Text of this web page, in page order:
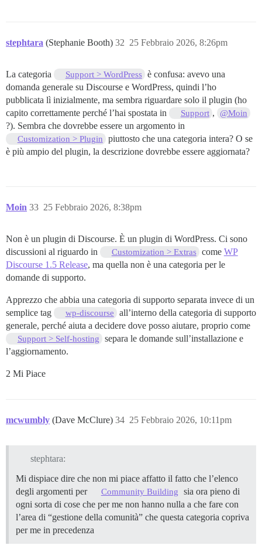
stephtara (Stephanie Booth) 25 Febbraio 2026, 8:26pm
32
La categoria Support > WordPress è confusa: avevo una
domanda generale su Discourse e WordPress, quindi l’ho
pubblicata lì inizialmente, ma sembra riguardare solo il plugin (ho
capito correttamente perché l’hai spostata in
Support , @Moin
?). Sembra che dovrebbe essere un argomento in
Customization > Plugin
piuttosto che una categoria intera? O se
è più ampio del plugin, la descrizione dovrebbe essere aggiornata?
Moin 25 Febbraio 2026, 8:38pm
33
Non è un plugin di Discourse. È un plugin di WordPress. Ci sono
discussioni al riguardo in
Customization > Extras come WP
Discourse 1.5 Release, ma quella non è una categoria per le
domande di supporto.
Apprezzo che abbia una categoria di supporto separata invece di un
semplice tag
wp-discourse
all’interno della categoria di supporto
generale, perché aiuta a decidere dove posso aiutare, proprio come
Support > Self-hosting
separa le domande sull’installazione e
l’aggiornamento.
2 Mi Piace
mcwumbly (Dave McClure) 25 Febbraio 2026, 10:11pm
34
stephtara:
Mi dispiace dire che non mi piace affatto il fatto che l’elenco
degli argomenti per
Community Building
sia ora pieno di
ogni sorta di cose che per me non hanno nulla a che fare con
l’area di “gestione della comunità” che questa categoria copriva
per me in precedenza